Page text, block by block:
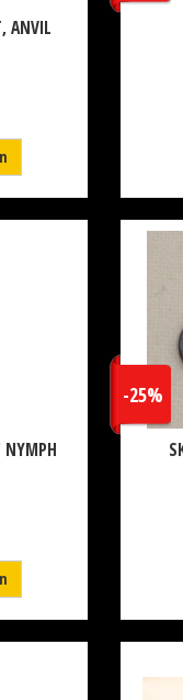
ANVIL
NYMPH
-25%